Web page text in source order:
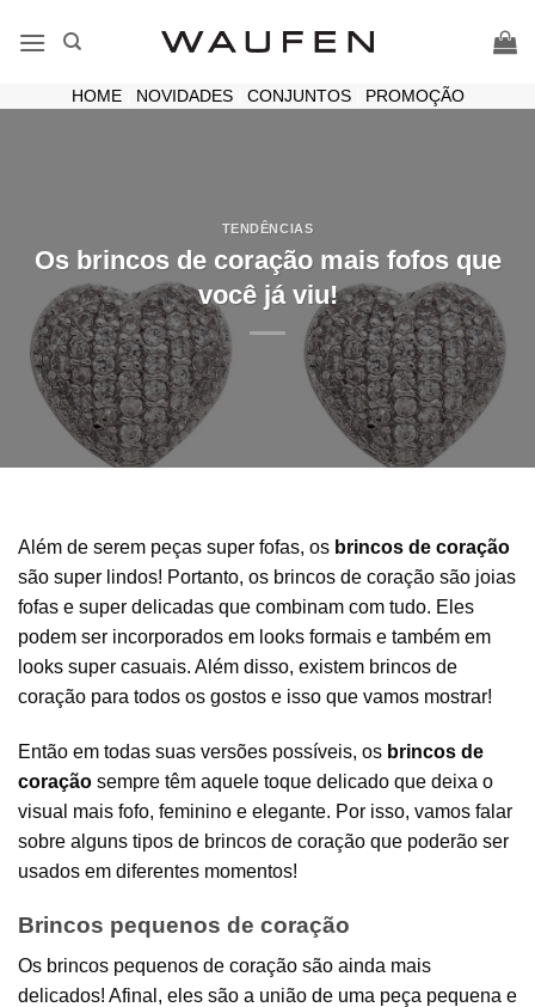
HOME| NOVIDADES| CONJUNTOS| PROMOÇÃO
TENDÊNCIAS
Os brincos de coração mais fofos que
você já viu!
Além de serem peças super fofas, os brincos de coração
são super lindos! Portanto, os brincos de coração são joias
fofas e super delicadas que combinam com tudo. Eles
podem ser incorporados em looks formais e também em
looks super casuais. Além disso, existem brincos de
coração para todos os gostos e isso que vamos mostrar!
Então em todas suas versões possíveis, os brincos de
coração sempre têm aquele toque delicado que deixa o
visual mais fofo, feminino e elegante. Por isso, vamos falar
sobre alguns tipos de brincos de coração que poderão ser
usados em diferentes momentos!
Brincos pequenos de coração
Os brincos pequenos de coração são ainda mais
delicados! Afinal, eles são a união de uma peça pequena e